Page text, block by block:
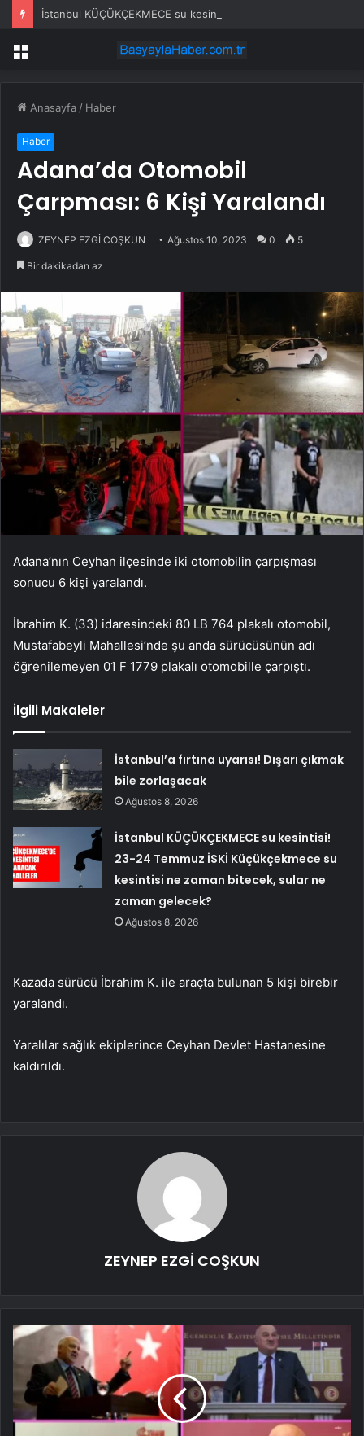
Menü
Anasayfa / Haber
Haber
Adana’da Otomobil
Çarpması: 6 Kişi Yaralandı
ZEYNEP EZGİ COŞKUN Ağustos 10, 2023 0 5
Bir dakikadan az
Adana’nın Ceyhan ilçesinde iki otomobilin çarpışması
sonucu 6 kişi yaralandı.
İbrahim K. (33) idaresindeki 80 LB 764 plakalı otomobil,
Mustafabeyli Mahallesi’nde şu anda sürücüsünün adı
öğrenilemeyen 01 F 1779 plakalı otomobille çarpıştı.
İlgili Makaleler
İstanbul’a fırtına uyarısı! Dışarı çıkmak
bile zorlaşacak
Ağustos 8, 2026
İstanbul KÜÇÜKÇEKMECE su kesintisi!
23-24 Temmuz İSKİ Küçükçekmece su
kesintisi ne zaman bitecek, sular ne
zaman gelecek?
Ağustos 8, 2026
Kazada sürücü İbrahim K. ile araçta bulunan 5 kişi birebir
yaralandı.
Yaralılar sağlık ekiplerince Ceyhan Devlet Hastanesine
kaldırıldı.
ZEYNEP EZGİ COŞKUN